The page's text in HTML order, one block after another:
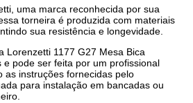
uma marca reconhecida por sua
torneira é produzida com materiais
sua resistência e longevidade.
Lorenzetti 1177 G27 Mesa Bica
e pode ser feita por um profissional
as instruções fornecidas pelo
para instalação em bancadas ou